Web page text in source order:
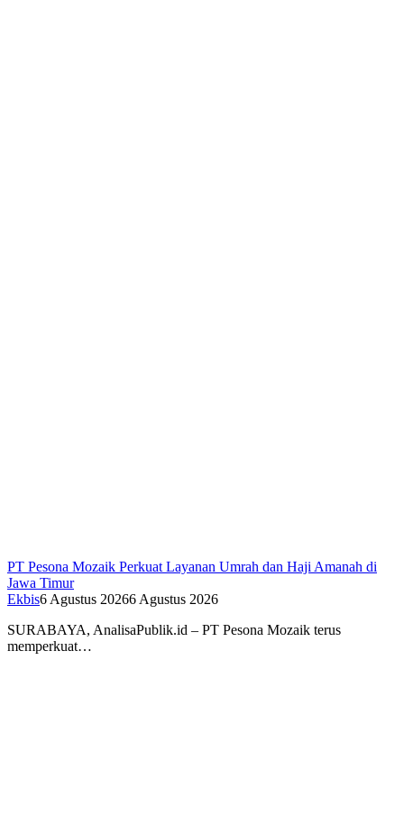
PT Pesona Mozaik Perkuat Layanan Umrah dan Haji Amanah di
Jawa Timur
Ekbis6 Agustus 20266 Agustus 2026
SURABAYA, AnalisaPublik.id – PT Pesona Mozaik terus
memperkuat…